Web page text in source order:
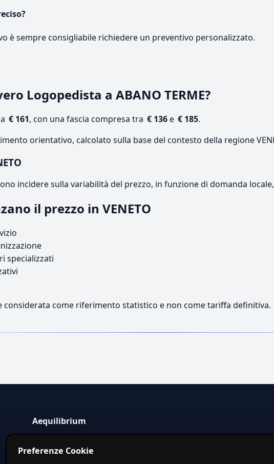
è sempre consigliabile richiedere un preventivo personalizzato.
Logopedista a ABANO TERME?
€ 161, con una fascia compresa tra € 136e € 185.
orientativo, calcolato sulla base del contesto della regione
incidere sulla variabilità del prezzo, in funzione di domanda
il prezzo in VENETO
specializzati
considerata come riferimento statistico e non come tariffa definitiva.
Aequilibrium
servizi in Italia.
Preferenze Cookie